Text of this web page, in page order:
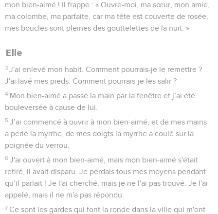
mon bien-aimé ! Il frappe : « Ouvre-moi, ma sœur, mon amie,
ma colombe, ma parfaite, car ma tête est couverte de rosée,
mes boucles sont pleines des gouttelettes de la nuit. »
Elle
3 J'ai enlevé mon habit. Comment pourrais-je le remettre ?
J'ai lavé mes pieds. Comment pourrais-je les salir ?
4 Mon bien-aimé a passé la main par la fenêtre et j’ai été
bouleversée à cause de lui.
5 J’ai commencé à ouvrir à mon bien-aimé, et de mes mains
a perlé la myrrhe, de mes doigts la myrrhe a coulé sur la
poignée du verrou.
6 J'ai ouvert à mon bien-aimé, mais mon bien-aimé s'était
retiré, il avait disparu. Je perdais tous mes moyens pendant
qu’il parlait ! Je l'ai cherché, mais je ne l'ai pas trouvé. Je l'ai
appelé, mais il ne m'a pas répondu.
7 Ce sont les gardes qui font la ronde dans la ville qui m'ont